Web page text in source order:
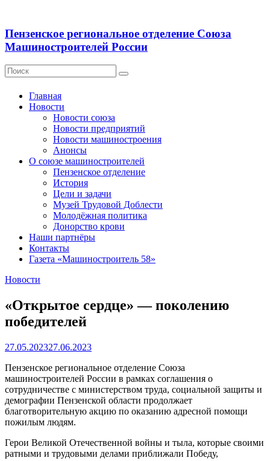
Пензенское региональное отделение Союза
Машиностроителей России
Главная
Новости
Новости союза
Новости предприятий
Новости машиностроения
Анонсы
О союзе машиностроителей
Пензенское отделение
История
Цели и задачи
Музей Трудовой Доблести
Молодёжная политика
Донорство крови
Наши партнёры
Контакты
Газета «Машиностроитель 58»
Новости
«Открытое сердце» — поколению
победителей
27.05.202327.06.2023
Пензенское региональное отделение Союза
машиностроителей России в рамках соглашения о
сотрудничестве с министерством труда, социальной защиты и
демографии Пензенской области продолжает
благотворительную акцию по оказанию адресной помощи
пожилым людям.
Герои Великой Отечественной войны и тыла, которые своими
ратными и трудовыми делами приближали Победу,